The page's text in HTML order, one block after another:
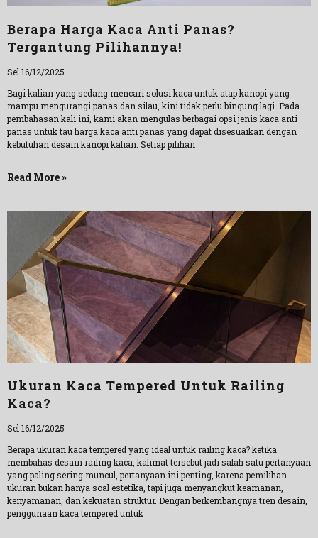
Berapa Harga Kaca Anti Panas?
Tergantung Pilihannya!
Sel 16/12/2025
Bagi kalian yang sedang mencari solusi kaca untuk atap kanopi yang
mampu mengurangi panas dan silau, kini tidak perlu bingung lagi. Pada
pembahasan kali ini, kami akan mengulas berbagai opsi jenis kaca anti
panas untuk tau harga kaca anti panas yang dapat disesuaikan dengan
kebutuhan desain kanopi kalian. Setiap pilihan
Read More »
Ukuran Kaca Tempered Untuk Railing
Kaca?
Sel 16/12/2025
Berapa ukuran kaca tempered yang ideal untuk railing kaca? ketika
membahas desain railing kaca, kalimat tersebut jadi salah satu pertanyaan
yang paling sering muncul, pertanyaan ini penting, karena pemilihan
ukuran bukan hanya soal estetika, tapi juga menyangkut keamanan,
kenyamanan, dan kekuatan struktur. Dengan berkembangnya tren desain,
penggunaan kaca tempered untuk